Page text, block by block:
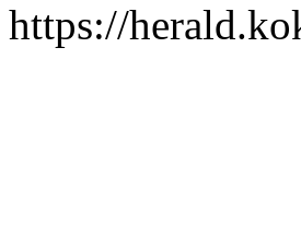
https://